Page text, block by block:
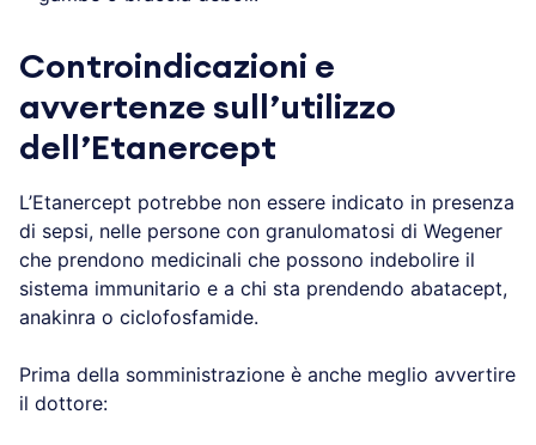
Controindicazioni e
avvertenze sull’utilizzo
dell’Etanercept
L’Etanercept potrebbe non essere indicato in presenza
di sepsi, nelle persone con granulomatosi di Wegener
che prendono medicinali che possono indebolire il
sistema immunitario e a chi sta prendendo abatacept,
anakinra o ciclofosfamide.
Prima della somministrazione è anche meglio avvertire
il dottore: